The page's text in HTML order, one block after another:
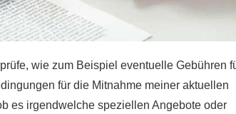
wie zum Beispiel eventuelle Gebühren
für die Mitnahme meiner aktuellen
es irgendwelche speziellen Angebote oder